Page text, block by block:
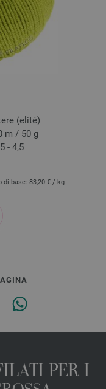
(elité)
m / 50 g
- 4,5
di base: 83,20 € / kg
PER I